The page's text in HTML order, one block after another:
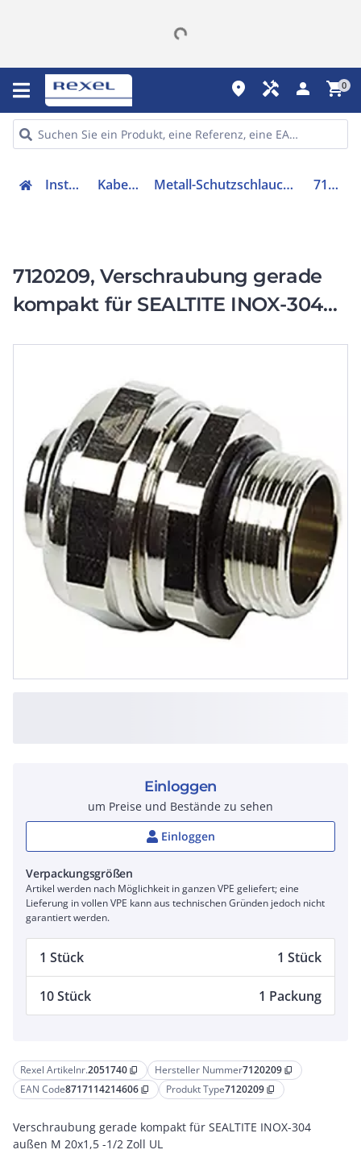
place handyman person shopping_cart0
Installation Kabelschutz Metall-Schutzschlauch-Verschraubung 7120209
7120209, Verschraubung gerade
kompakt für SEALTITE INOX-304
Rexel Artikelnr.2051740 content_copy Hersteller Nummer7120209 content_copy
EAN Code8717114214606 content_copy Produkt Type7120209 content_copy
Verschraubung gerade kompakt für SEALTITE INOX-304
außen M 20x1,5 -1/2 Zoll UL
Einloggen
um Preise und Bestände zu sehen
Einloggen
Verpackungsgrößen
Artikel werden nach Möglichkeit in ganzen VPE geliefert; eine
Lieferung in vollen VPE kann aus technischen Gründen jedoch nicht
garantiert werden.
1 Stück 1 Stück
10 Stück 1 Packung